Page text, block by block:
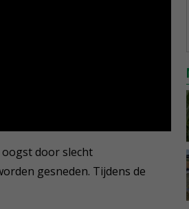
door slecht
gesneden. Tijdens de